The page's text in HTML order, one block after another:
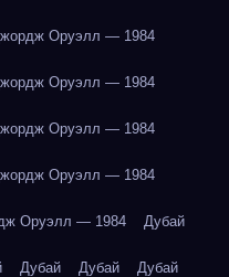
Оруэлл — 1984
Оруэлл — 1984
Оруэлл — 1984
Оруэлл — 1984
Оруэлл — 1984 Дубай
Дубай Дубай Дубай